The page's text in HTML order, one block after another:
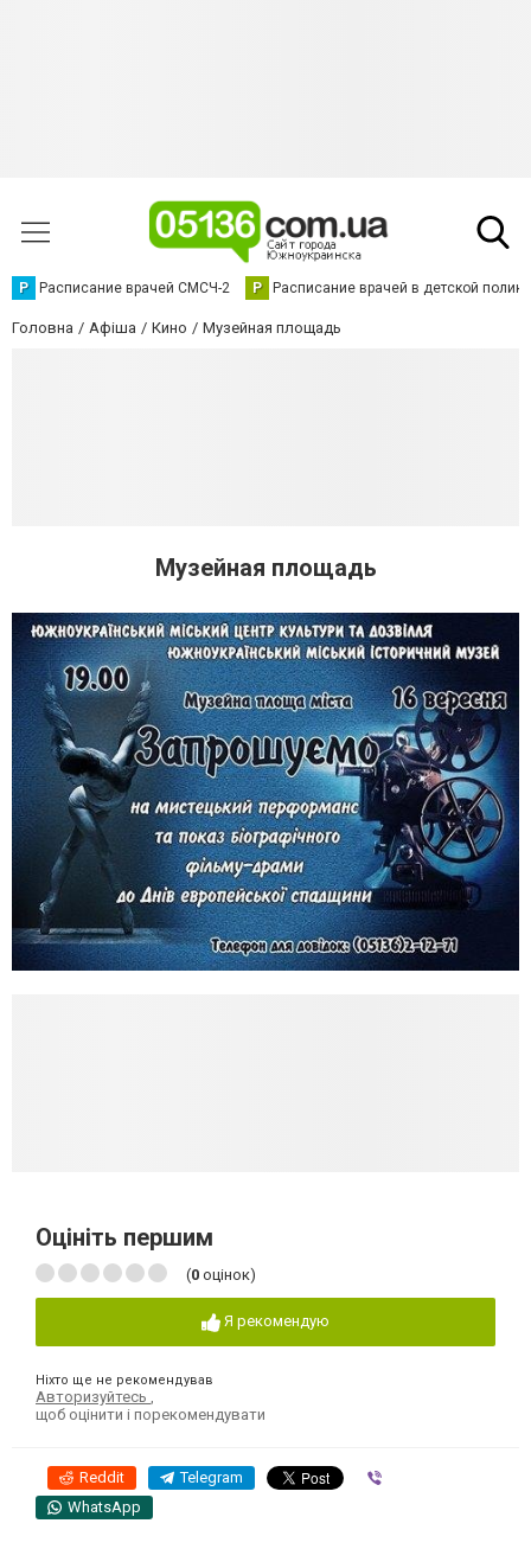
Р Расписание врачей СМСЧ-2 Р Расписание врачей в детской
Головна Афіша Кино Музейная площадь
Музейная площадь
Оцініть першим
(0 оцінок)
Я рекомендую
Ніхто ще не рекомендував
Авторизуйтесь
щоб оцінити і порекомендувати
Reddit Telegram
WhatsApp